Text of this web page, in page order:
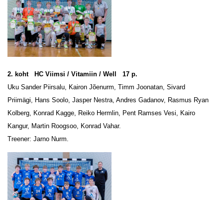
2. koht HC Viimsi / Vitamiin / Well 17 p.
Uku Sander Piirsalu, Kairon Jõenurm, Timm Joonatan, Sivard
Priimägi, Hans Soolo, Jasper Nestra, Andres Gadanov, Rasmus Ryan
Kolberg, Konrad Kagge, Reiko Hermlin, Pent Ramses Vesi, Kairo
Kangur, Martin Roogsoo, Konrad Vahar.
Treener: Jarno Nurm.